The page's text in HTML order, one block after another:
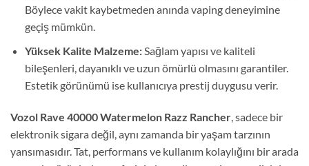
Böylece vakit kaybetmeden anında vaping deneyimine
geçiş mümkün.
Yüksek Kalite Malzeme:Sağlam yapısı ve kaliteli
bileşenleri, dayanıklı ve uzun ömürlü olmasını garantiler.
Estetik görünümü ise kullanıcıya prestij duygusu verir.
Vozol Rave 40000 Watermelon Razz Rancher , sadece bir
elektronik sigara değil, aynı zamanda bir yaşam tarzının
yansımasıdır. Tat, performans ve kullanım kolaylığını bir arada